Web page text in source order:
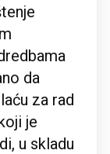
da
za rad
je
u skladu